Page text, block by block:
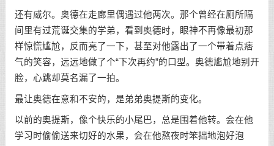
还有威尔。奥德在走廊里偶遇过他两次。那个曾经在厕所隔
间里有过荒诞交集的学弟，看到奥德时，眼神不再像最初那
样惊慌尴尬，反而亮了一下，甚至对他露出了一个带着点痞
气的笑容，远远地做了个“下次再约”的口型。奥德尴尬地别开
脸，心跳却莫名漏了一拍。
最让奥德在意和不安的，是弟弟奥提斯的变化。
以前的奥提斯，像个快乐的小尾巴，总是围着他转。会在他
学习时偷偷送来切好的水果，会在他熬夜时笨拙地泡好泡